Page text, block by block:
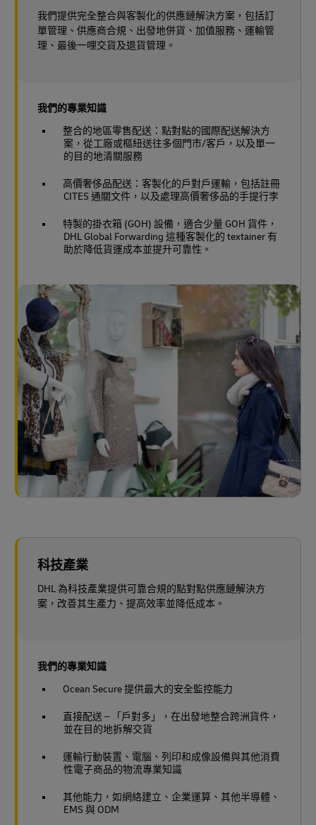
我們提供完全整合與客製化的供應鏈解決方案，包括訂
單管理、供應商合規、出發地併貨、加值服務、運輸管
理、最後一哩交貨及退貨管理。
我們的專業知識
整合的地區零售配送：點對點的國際配送解決方
案，從工廠或樞紐送往多個門市/客戶，以及單一
的目的地清關服務
高價奢侈品配送：客製化的戶對戶運輸，包括註冊
CITES 通關文件，以及處理高價奢侈品的手提行李
特製的掛衣箱 (GOH) 設備，適合少量 GOH 貨件，
DHL Global Forwarding 這種客製化的 textainer 有
助於降低貨運成本並提升可靠性。
科技產業
DHL 為科技產業提供可靠合規的點對點供應鏈解決方
案，改善其生產力、提高效率並降低成本。
我們的專業知識
Ocean Secure 提供最大的安全監控能力
直接配送 – 「戶對多」，在出發地整合跨洲貨件，
並在目的地拆解交貨
運輸行動裝置、電腦、列印和成像設備與其他消費
性電子商品的物流專業知識
其他能力，如網絡建立、企業運算、其他半導體、
EMS 與 ODM